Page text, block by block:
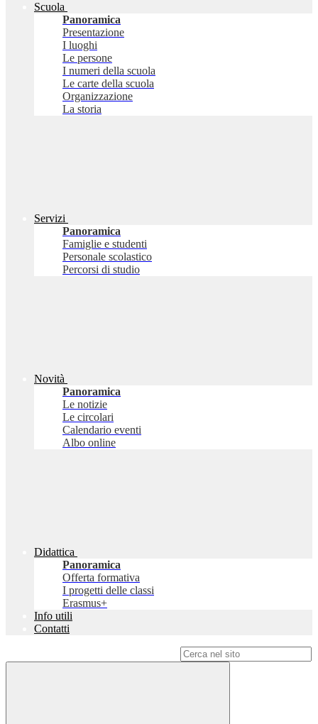
Scuola
Panoramica
Presentazione
I luoghi
Le persone
I numeri della scuola
Le carte della scuola
Organizzazione
La storia
Servizi
Panoramica
Famiglie e studenti
Personale scolastico
Percorsi di studio
Novità
Panoramica
Le notizie
Le circolari
Calendario eventi
Albo online
Didattica
Panoramica
Offerta formativa
I progetti delle classi
Erasmus+
Info utili
Contatti